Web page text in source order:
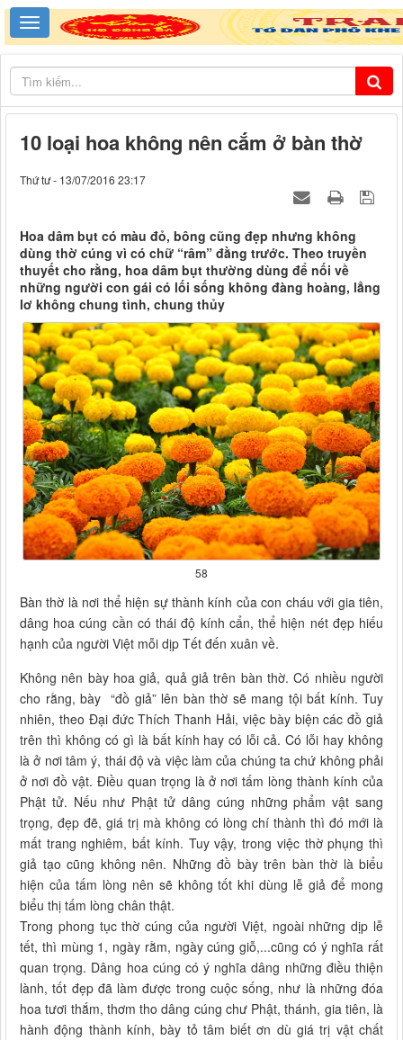
10 loại hoa không nên cắm ở bàn thờ
Thứ tư - 13/07/2016 23:17
Hoa dâm bụt có màu đỏ, bông cũng đẹp nhưng không
dùng thờ cúng vì có chữ “râm” đằng trước. Theo truyền
thuyết cho rằng, hoa dâm bụt thường dùng để nối về
những người con gái có lối sống không đàng hoàng, lẳng
lơ không chung tình, chung thủy
58
Bàn thờ là nơi thể hiện sự thành kính của con cháu với gia tiên,
dâng hoa cúng cần có thái độ kính cẩn, thể hiện nét đẹp hiếu
hạnh của người Việt mỗi dịp Tết đến xuân về.
Không nên bày hoa giả, quả giả trên bàn thờ. Có nhiều người
cho rằng, bày “đồ giả” lên bàn thờ sẽ mang tội bất kính. Tuy
nhiên, theo Đại đức Thích Thanh Hải, việc bày biện các đồ giả
trên thì không có gì là bất kính hay có lỗi cả. Có lỗi hay không
là ở nơi tâm ý, thái độ và việc làm của chúng ta chứ không phải
ở nơi đồ vật. Điều quan trọng là ở nơi tấm lòng thành kính của
Phật tử. Nếu như Phật tử dâng cúng những phẩm vật sang
trọng, đẹp đẽ, giá trị mà không có lòng chí thành thì đó mới là
mất trang nghiêm, bất kính. Tuy vậy, trong việc thờ phụng thì
giả tạo cũng không nên. Những đồ bày trên bàn thờ là biểu
hiện của tấm lòng nên sẽ không tốt khi dùng lễ giả để mong
biểu thị tấm lòng chân thật.
Trong phong tục thờ cúng của người Việt, ngoài những dịp lễ
tết, thì mùng 1, ngày rằm, ngày cúng giỗ,...cũng có ý nghĩa rất
quan trọng. Dâng hoa cúng có ý nghĩa dâng những điều thiện
lành, tốt đẹp đã làm được trong cuộc sống, như là những đóa
hoa tươi thắm, thơm tho dâng cúng chư Phật, thánh, gia tiên, là
hành động thành kính, bày tỏ tâm biết ơn dù giá trị vật chất